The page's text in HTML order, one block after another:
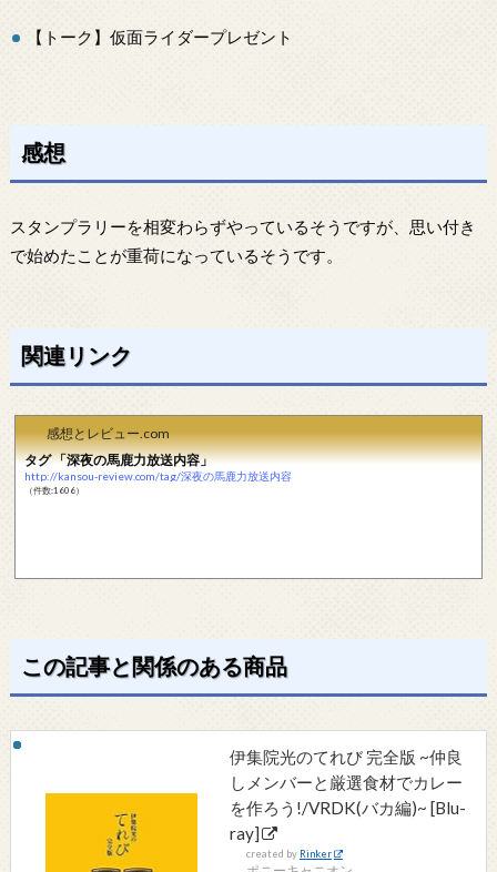
【トーク】仮面ライダープレゼント
感想
スタンプラリーを相変わらずやっているそうですが、思い付き
で始めたことが重荷になっているそうです。
関連リンク
感想とレビュー.com
タグ 「深夜の馬鹿力放送内容」
http://kansou-review.com/tag/深夜の馬鹿力放送内容
（件数:1606）
この記事と関係のある商品
伊集院光のてれび 完全版 ~仲良
しメンバーと厳選食材でカレー
を作ろう!/VRDK(バカ編)~ [Blu-
ray]
created by Rinker